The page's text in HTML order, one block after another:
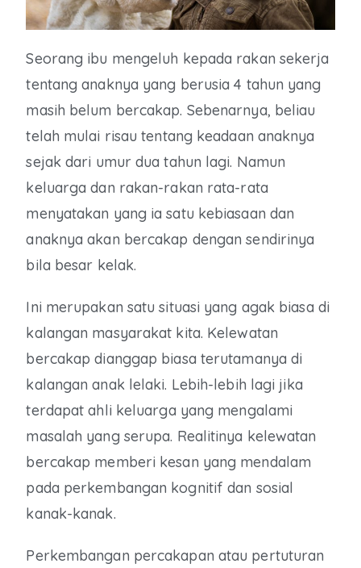
Seorang ibu mengeluh kepada rakan sekerja
tentang anaknya yang berusia 4 tahun yang
masih belum bercakap. Sebenarnya, beliau
telah mulai risau tentang keadaan anaknya
sejak dari umur dua tahun lagi. Namun
keluarga dan rakan-rakan rata-rata
menyatakan yang ia satu kebiasaan dan
anaknya akan bercakap dengan sendirinya
bila besar kelak.
Ini merupakan satu situasi yang agak biasa di
kalangan masyarakat kita. Kelewatan
bercakap dianggap biasa terutamanya di
kalangan anak lelaki. Lebih-lebih lagi jika
terdapat ahli keluarga yang mengalami
masalah yang serupa. Realitinya kelewatan
bercakap memberi kesan yang mendalam
pada perkembangan kognitif dan sosial
kanak-kanak.
Perkembangan percakapan atau pertuturan